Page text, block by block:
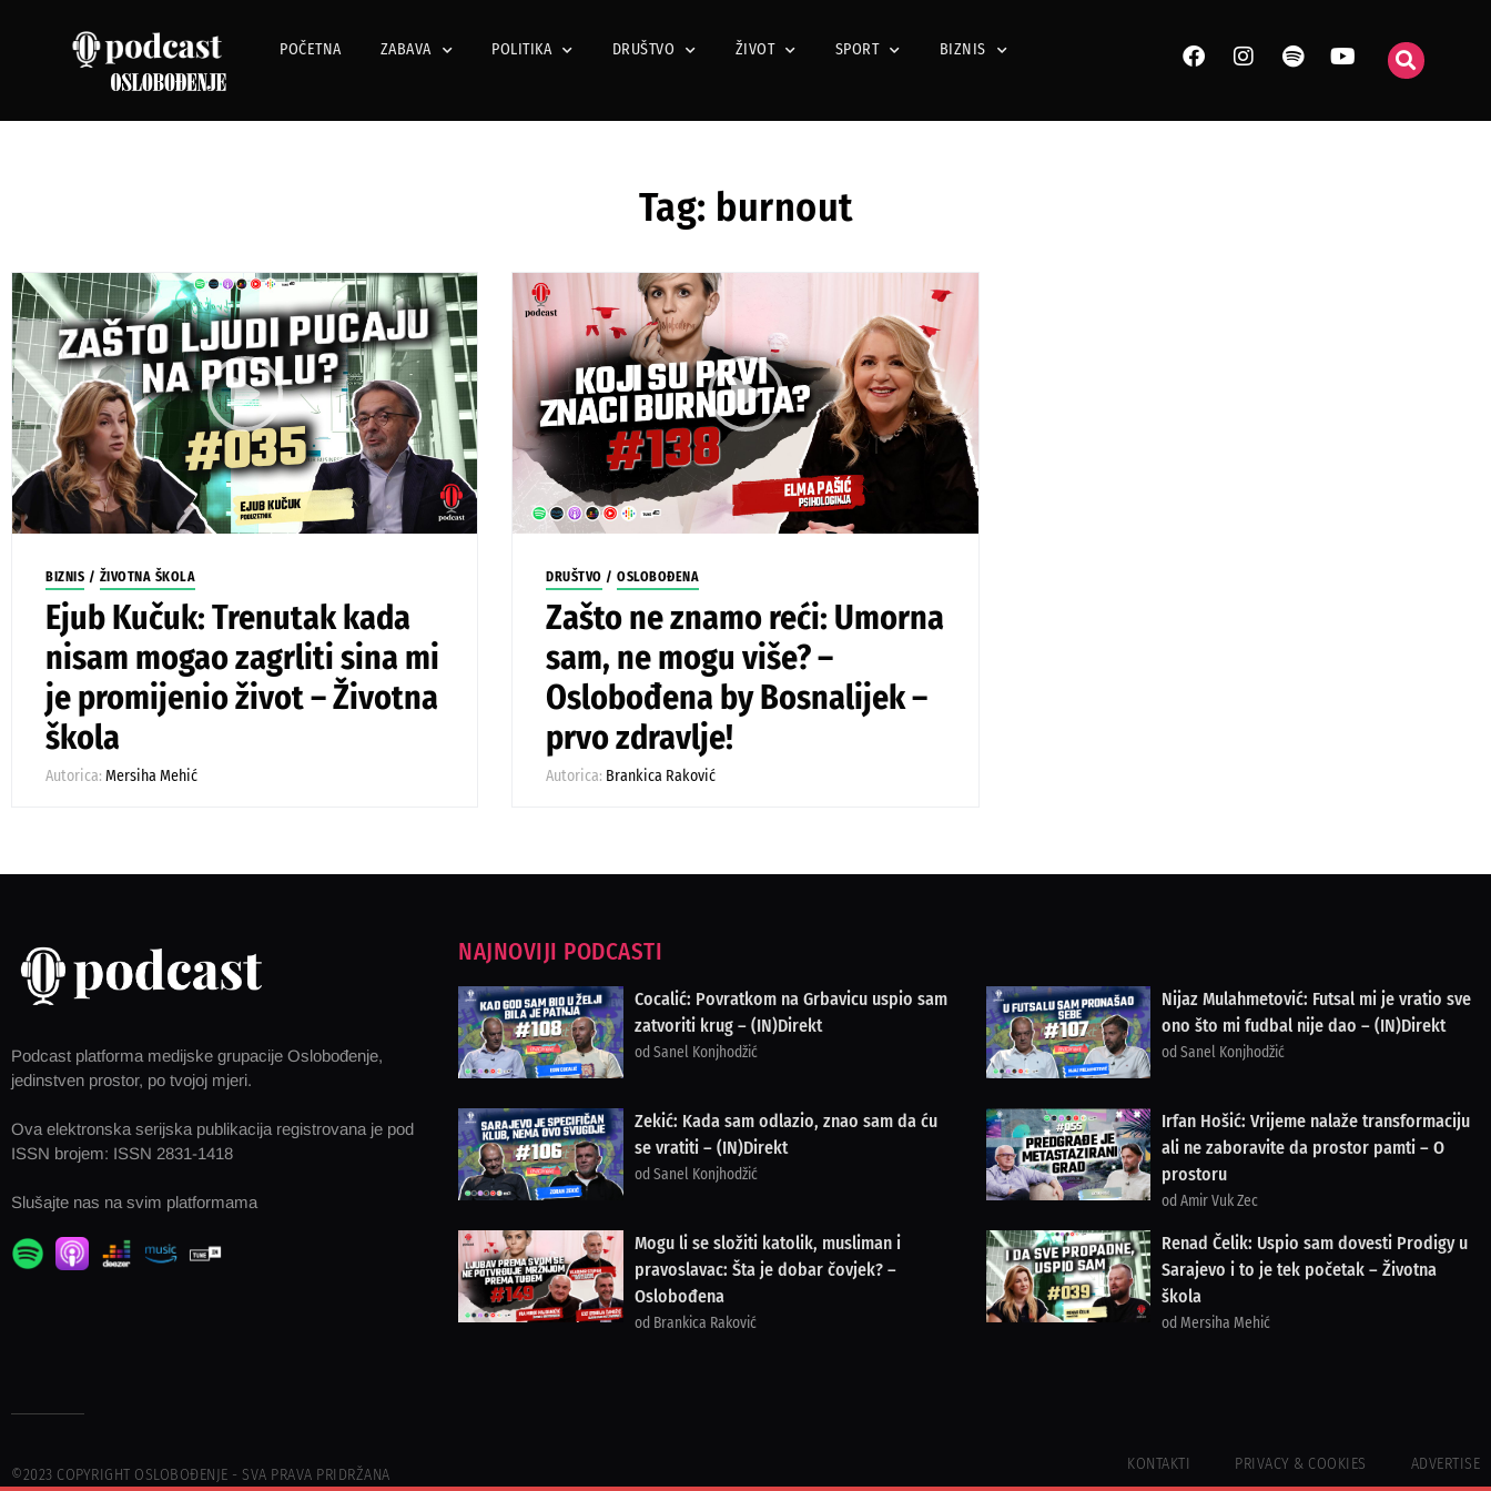
POČETNA ZABAVA POLITIKA DRUŠTVO ŽIVOT SPORT BIZNIS
Tag: burnout
BIZNIS / ŽIVOTNA ŠKOLA
Ejub Kučuk: Trenutak kada
nisam mogao zagrliti sina mi
je promijenio život – Životna
škola
Autorica: Mersiha Mehić
DRUŠTVO /OSLOBOĐENA
Zašto ne znamo reći: Umorna
sam, ne mogu više? –
Oslobođena by Bosnalijek –
prvo zdravlje!
Autorica: Brankica Raković
Podcast platforma medijske grupacije Oslobođenje,
jedinstven prostor, po tvojoj mjeri.
Ova elektronska serijska publikacija registrovana je pod
ISSN brojem: ISSN 2831-1418
Slušajte nas na svim platformama
NAJNOVIJI PODCASTI
Cocalić: Povratkom na Grbavicu uspio sam
zatvoriti krug – (IN)Direkt
od Sanel Konjhodžić
Nijaz Mulahmetović: Futsal mi je vratio sve
ono što mi fudbal nije dao – (IN)Direkt
od Sanel Konjhodžić
Zekić: Kada sam odlazio, znao sam da ću
se vratiti – (IN)Direkt
od Sanel Konjhodžić
Irfan Hošić: Vrijeme nalaže transformaciju
ali ne zaboravite da prostor pamti – O
prostoru
od Amir Vuk Zec
Mogu li se složiti katolik, musliman i
pravoslavac: Šta je dobar čovjek? –
Oslobođena
od Brankica Raković
Renad Čelik: Uspio sam dovesti Prodigy u
Sarajevo i to je tek početak – Životna
škola
od Mersiha Mehić
©2023 COPYRIGHT OSLOBOĐENJE - SVA PRAVA PRIDRŽANA
KONTAKTI PRIVACY & COOKIES ADVERTISE